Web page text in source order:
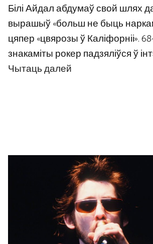
Білі Айдал абдумаў свой шлях
вырашыў «больш не быць
цяпер «цвярозы ў Каліфорніі».
знакаміты рокер падзяліўся ў
Чытаць далей